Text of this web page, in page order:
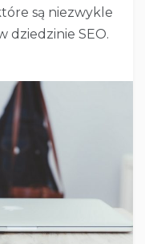
są niezwykle
dziedzinie SEO.